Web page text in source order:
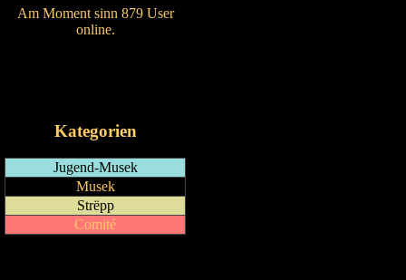
Am Moment sinn 879 User
online.
Kategorien
Jugend-Musek
Musek
Strëpp
Comité